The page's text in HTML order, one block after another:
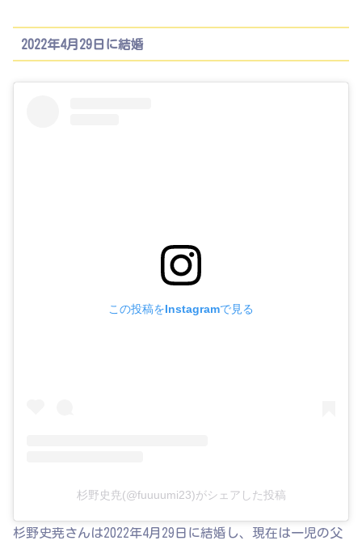
2022年4月29日に結婚
この投稿をInstagramで見る
杉野史尭(@fuuuumi23)がシェアした投稿
杉野史尭さんは2022年4月29日に結婚し、現在は一児の父